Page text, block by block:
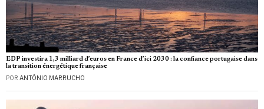
EDP investira 1,3 milliard d’euros en France d’ici 2030 : la confiance portugaise dans
la transition énergétique française
POR ANTÓNIO MARRUCHO